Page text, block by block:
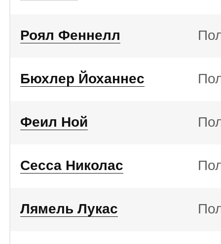
Роял Феннелл
Бюхлер Йоханнес
Феил Ной
Сесса Николас
Лямель Лукас